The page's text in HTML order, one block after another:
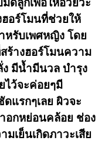
ดลูกเพื่อให้อวัยวะ
อร์โมนที่ช่วยให้
หรับเพศหญิง โดย
ร้างฮอร์โมนความ
มีน้ำมีนวล บำรุง
ไว้จะค่อยๆมี
แรกๆเลย ผิวจะ
อกหย่อนคล้อย ช่อง
เย็นเกิดภาวะเสีย